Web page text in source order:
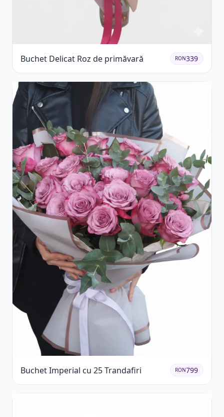
Buchet Delicat Roz de primăvară RON339
Buchet Imperial cu 25 Trandafiri RON799